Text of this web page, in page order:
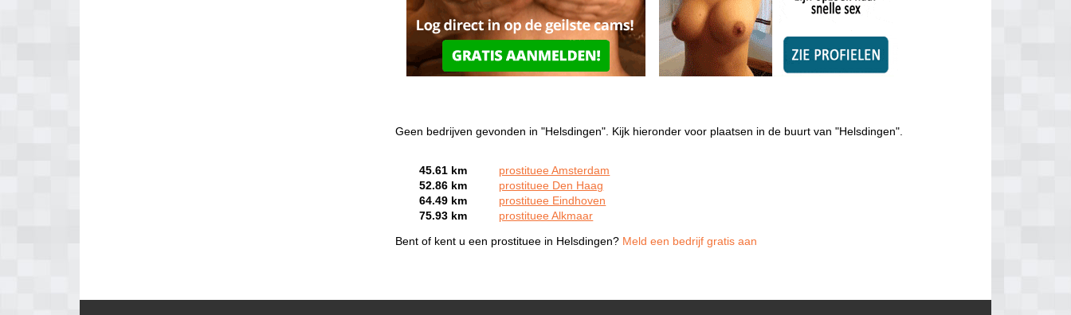
Geen bedrijven gevonden in "Helsdingen". Kijk hieronder voor plaatsen in de buurt van "Helsdingen".
45.61 km
prostituee Amsterdam
52.86 km
prostituee Den Haag
64.49 km
prostituee Eindhoven
75.93 km
prostituee Alkmaar
Bent of kent u een prostituee in Helsdingen? Meld een bedrijf gratis aan